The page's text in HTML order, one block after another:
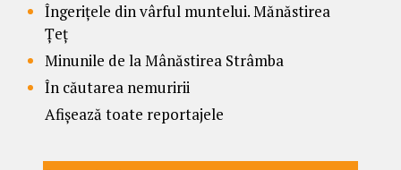
Îngerițele din vârful muntelui. Mănăstirea
Țeț
Minunile de la Mânăstirea Strâmba
În căutarea nemuririi
Afișează toate reportajele